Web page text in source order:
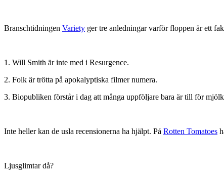
Branschtidningen Variety ger tre anledningar varför floppen är ett
1. Will Smith är inte med i Resurgence.
2. Folk är trötta på apokalyptiska filmer numera.
3. Biopubliken förstår i dag att många uppföljare bara är till för
Inte heller kan de usla recensionerna ha hjälpt. På Rotten Tomatoes
Ljusglimtar då?